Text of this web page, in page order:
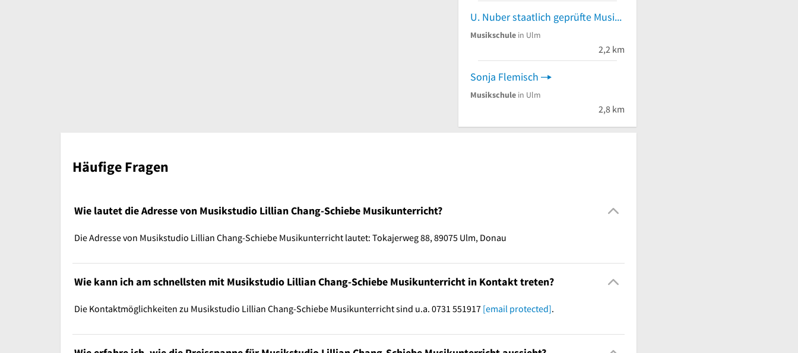
U. Nuber staatlich geprüfte Musikerin Cello- und Klavierunterricht
Musikschule in Ulm
2,2 km
Sonja Flemisch
Musikschule in Ulm
2,8 km
Häufige Fragen
Wie lautet die Adresse von Musikstudio Lillian Chang-Schiebe Musikunterricht?
Die Adresse von Musikstudio Lillian Chang-Schiebe Musikunterricht lautet: Tokajerweg 88, 89075 Ulm, Donau
Wie kann ich am schnellsten mit Musikstudio Lillian Chang-Schiebe Musikunterricht in Kontakt treten?
Die Kontaktmöglichkeiten zu Musikstudio Lillian Chang-Schiebe Musikunterricht sind u.a. 0731 551917 [email protected].